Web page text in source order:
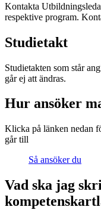
Kontakta
respektive program.
Studietakt
Studietakten som står
går ej att ändras.
Hur ansöker
Klicka på länken nedan
går till
Så ansöker du
Vad ska jag